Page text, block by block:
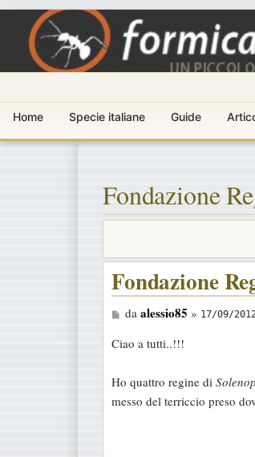
Home Specie italiane Guide
Fondazione
Fondazione
M
s
a
g
da alessio85 » 17/09/
Ciao a tutti..!!!
Ho quattro regine di
messo del terriccio preso